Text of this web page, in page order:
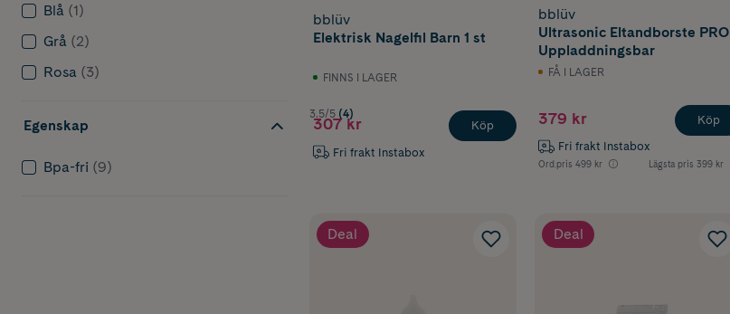
Blå (1)
Grå (2)
Rosa (3)
Egenskap
Bpa-fri (9)
bblüv
Elektrisk Nagelfil Barn 1 st
FINNS I LAGER
3.5/5 (4)
307 kr
Fri frakt Instabox
Köp
bblüv
Ultrasonic Eltandborste PRO
Uppladdningsbar
FÅ I LAGER
379 kr
Fri frakt Instabox
Ord.pris 499 kr Lägsta pris 399 kr
Köp
Deal Deal